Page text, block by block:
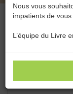
Nous vous
impatients de
L’équipe du Livre
BIOGRAPHIES,